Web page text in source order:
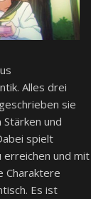
Alles drei
sie
Stärken und
spielt
und mit
Charaktere
Es ist